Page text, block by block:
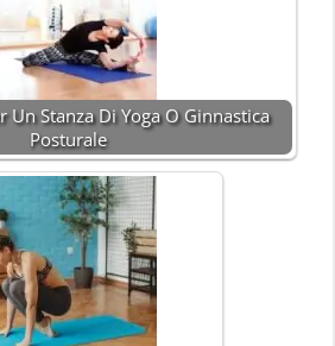
Un Stanza Di Yoga O Ginnastica
Posturale